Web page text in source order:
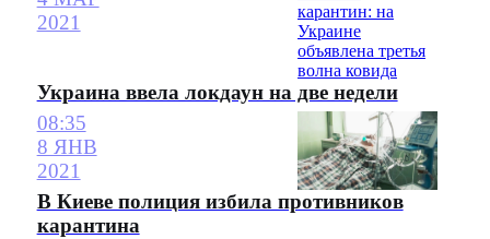
2021
Украина ввела локдаун на две недели
08:35
8 ЯНВ
2021
В Киеве полиция избила противников
карантина